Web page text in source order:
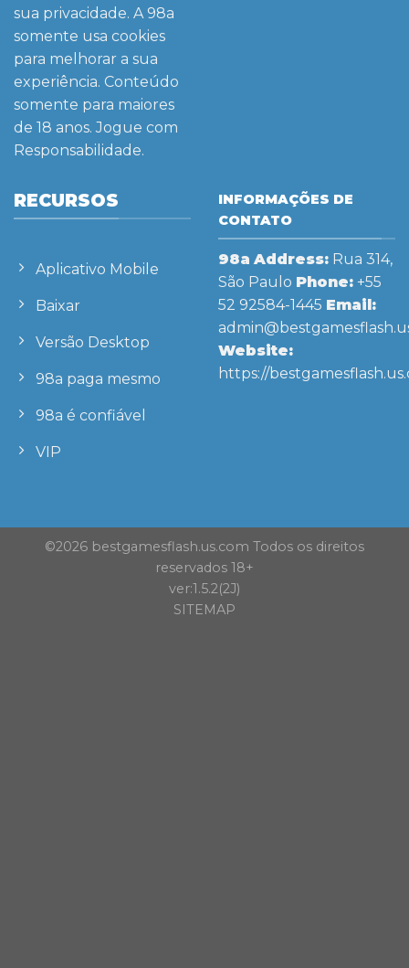
sua privacidade. A 98a
somente usa cookies
para melhorar a sua
experiência. Conteúdo
somente para maiores
de 18 anos. Jogue com
Responsabilidade.
RECURSOS
Aplicativo Mobile
Baixar
Versão Desktop
98a paga mesmo
98a é confiável
VIP
INFORMAÇÕES DE
CONTATO
98a Address: Rua 314,
São Paulo Phone: +55
52 92584-1445 Email:
Website:
https://
©2026 bestgamesflash.us.com Todos os direitos
reservados 18+
ver:1.5.2(2J)
SITEMAP